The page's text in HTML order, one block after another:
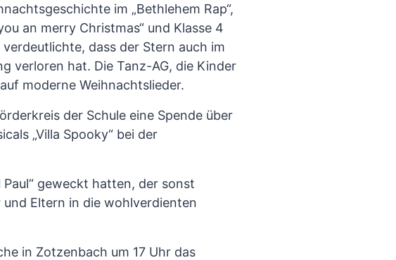
im „Bethlehem Rap“,
an merry Christmas“ und Klasse 4
dass der Stern auch im
verloren hat. Die Tanz-AG, die Kinder
moderne Weihnachtslieder.
der Schule eine Spende über
„Villa Spooky“ bei der
geweckt hatten, der sonst
Eltern in die wohlverdienten
in Zotzenbach um 17 Uhr das